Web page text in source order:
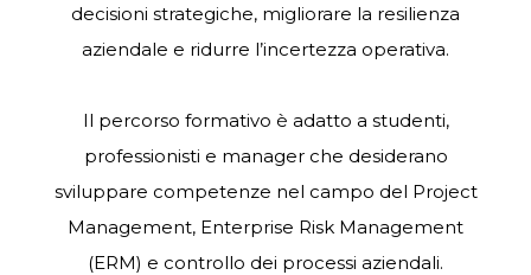
decisioni strategiche, migliorare la resilienza
aziendale e ridurre l’incertezza operativa.
Il percorso formativo è adatto a studenti,
professionisti e manager che desiderano
sviluppare competenze nel campo del Project
Management, Enterprise Risk Management
(ERM) e controllo dei processi aziendali.